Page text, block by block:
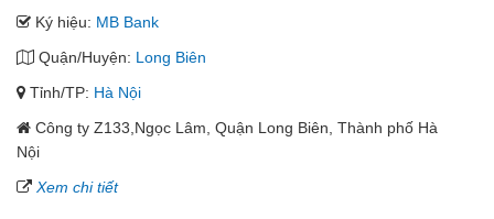
Ký hiệu: MB Bank
Quận/Huyện: Long Biên
Tỉnh/TP: Hà Nội
Công ty Z133,Ngọc Lâm, Quận Long Biên, Thành phố Hà
Nội
Xem chi tiết